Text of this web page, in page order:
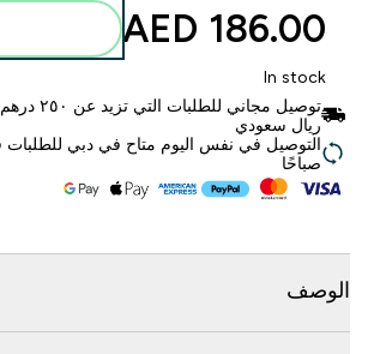
186.00 AED‎
In stock
ريال سعودي
صباحًا
الوصف